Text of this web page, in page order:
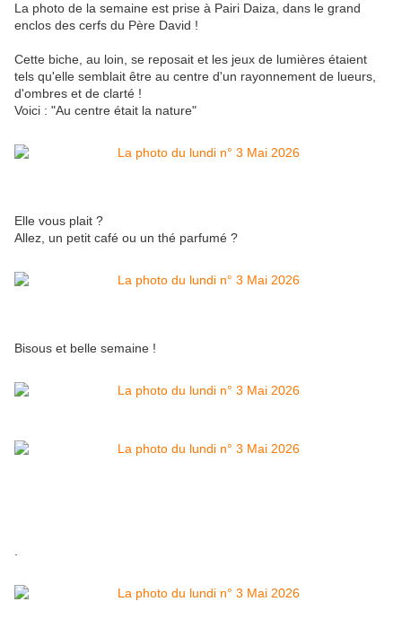
La photo de la semaine est prise à Pairi Daiza, dans le grand
enclos des cerfs du Père David !
Cette biche, au loin, se reposait et les jeux de lumières étaient
tels qu'elle semblait être au centre d'un rayonnement de lueurs,
d'ombres et de clarté !
Voici : "Au centre était la nature"
Elle vous plait ?
Allez, un petit café ou un thé parfumé ?
Bisous et belle semaine !